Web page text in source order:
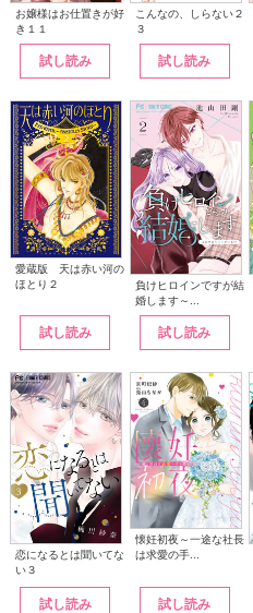
お嬢様はお仕置きが好
き１１
試し読み
こんなの、しらない２
３
試し読み
愛蔵版 天は赤い河の
ほとり２
試し読み
負けヒロインですが結
婚します～...
試し読み
恋になるとは聞いてな
い３
試し読み
懐妊初夜～一途な社長
は求愛の手...
試し読み